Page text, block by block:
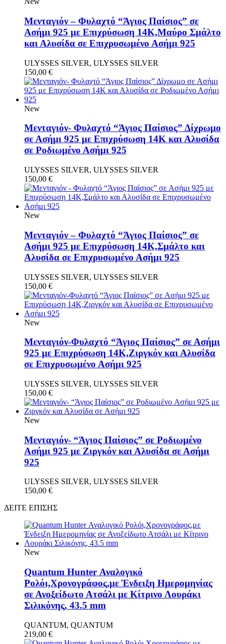
Μενταγιόν – Φυλαχτό “Άγιος Παίσιος” σε
Ασήμι 925 με Επιχρύσωση 14Κ,Μαύρο Σμάλτο
και Αλυσίδα σε Επιχρυσωμένο Ασήμι 925
ULYSSES SILVER, ULYSSES SILVER
150,00 €
New
Μενταγιόν- Φυλαχτό “Άγιος Παίσιος” Δίχρωμο
σε Ασήμι 925 με Επιχρύσωση 14Κ και Αλυσίδα
σε Ροδιωμένο Ασήμι 925
ULYSSES SILVER, ULYSSES SILVER
150,00 €
New
Μενταγιόν – Φυλαχτό “Άγιος Παίσιος” σε
Ασήμι 925 με Επιχρύσωση 14Κ,Σμάλτο και
Αλυσίδα σε Επιχρυσωμένο Ασήμι 925
ULYSSES SILVER, ULYSSES SILVER
150,00 €
New
Μενταγιόν-Φυλαχτό “Άγιος Παίσιος” σε Ασήμι
925 με Επιχρύσωση 14Κ,Ζιργκόν και Αλυσίδα
σε Επιχρυσωμένο Ασήμι 925
ULYSSES SILVER, ULYSSES SILVER
150,00 €
New
Μενταγιόν- “Άγιος Παίσιος” σε Ροδιωμένο
Aσήμι 925 με Ζιργκόν και Αλυσίδα σε Ασήμι
925
ULYSSES SILVER, ULYSSES SILVER
150,00 €
ΔΕΙΤΕ ΕΠΙΣΗΣ
New
Quantum Hunter Αναλογικό
Ρολόι,Χρονογράφος,με Ένδειξη Ημερομηνίας
σε Ανοξείδωτο Ατσάλι με Κίτρινο Λουράκι
Σιλικόνης, 43.5 mm
QUANTUM, QUANTUM
219,00 €